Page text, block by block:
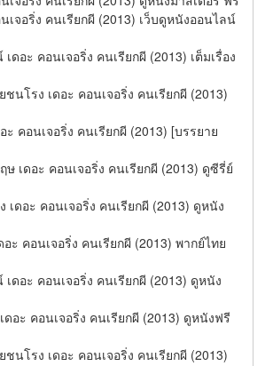
นเจอริ่ง คนเรียกผี (2013) เว็บดูหนังออนไลน์
ดอะ คอนเจอริ่ง คนเรียกผี (2013) เต็มเรื่อง
ชนโรง เดอะ คอนเจอริ่ง คนเรียกผี (2013)
คอนเจอริ่ง คนเรียกผี (2013) [บรรยาย
ษ เดอะ คอนเจอริ่ง คนเรียกผี (2013) ดูซีรี่ย์
เดอะ คอนเจอริ่ง คนเรียกผี (2013) ดูหนัง
ะ คอนเจอริ่ง คนเรียกผี (2013) พากย์ไทย
ดอะ คอนเจอริ่ง คนเรียกผี (2013) ดูหนัง
อะ คอนเจอริ่ง คนเรียกผี (2013) ดูหนังฟรี
ชนโรง เดอะ คอนเจอริ่ง คนเรียกผี (2013)